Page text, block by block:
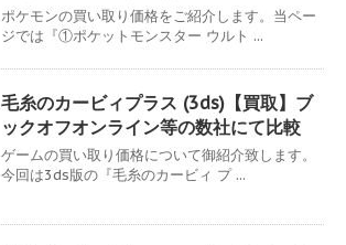
ポケモンの買い取り価格をご紹介します。当ペー
ジでは『①ポケットモンスター ウルト ...
毛糸のカービィプラス (3ds)【買取】ブ
ックオフオンライン等の数社にて比較
ゲームの買い取り価格について御紹介致します。
今回は3ds版の『毛糸のカービィ プ ...